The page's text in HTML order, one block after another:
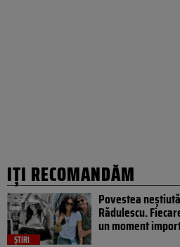
IȚI RECOMANDĂM
ȘTIRI
Povestea
Rădulescu.
un moment